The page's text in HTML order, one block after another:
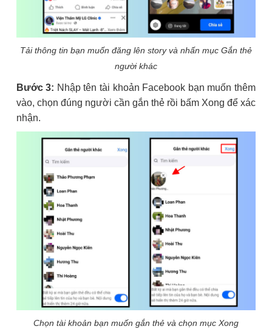
Tải thông tin bạn muốn đăng lên story và nhấn mục Gắn thẻ
người khác
Bước 3: Nhập tên tài khoản Facebook bạn muốn thêm
vào, chọn đúng người cần gắn thẻ rồi bấm Xong để xác
nhận.
Chọn tài khoản bạn muốn gắn thẻ và chọn mục Xong